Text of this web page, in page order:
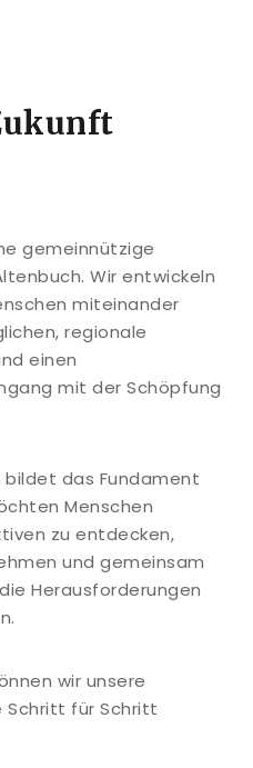
gemeinnützige
Wir entwickeln
miteinander
regionale
einen
mit der Schöpfung
bildet das Fundament
Menschen
zu entdecken,
und gemeinsam
Herausforderungen
wir unsere
Schritt für Schritt